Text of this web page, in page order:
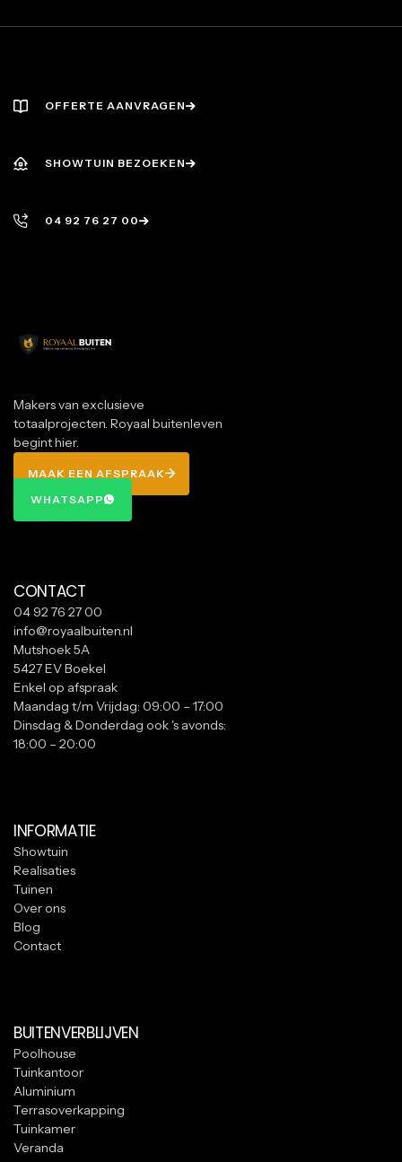
OFFERTE AANVRAGEN
SHOWTUIN BEZOEKEN
04 92 76 27 00
Makers van exclusieve
totaalprojecten. Royaal buitenleven
begint hier.
MAAK EEN AFSPRAAK
WHATSAPP
CONTACT
04 92 76 27 00
info@royaalbuiten.nl
Mutshoek 5A
5427 EV Boekel
Enkel op afspraak
Maandag t/m Vrijdag: 09:00 – 17:00
Dinsdag & Donderdag ook 's avonds:
18:00 – 20:00
INFORMATIE
Showtuin
Realisaties
Tuinen
Over ons
Blog
Contact
BUITENVERBLIJVEN
Poolhouse
Tuinkantoor
Aluminium
Terrasoverkapping
Tuinkamer
Veranda